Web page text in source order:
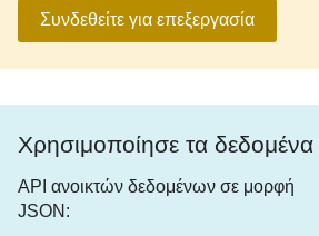
Συνδεθείτε για επεξεργασία
Χρησιμοποίησε τα δεδομένα
API ανοικτών δεδομένων σε μορφή
JSON: